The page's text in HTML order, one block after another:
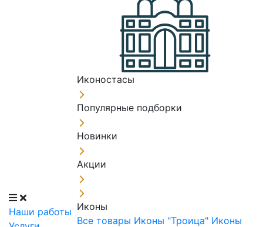
Наши работы
Иконостасы
Популярные подборки
Новинки
Акции
Иконы
Все товары Иконы "Троица" Иконы